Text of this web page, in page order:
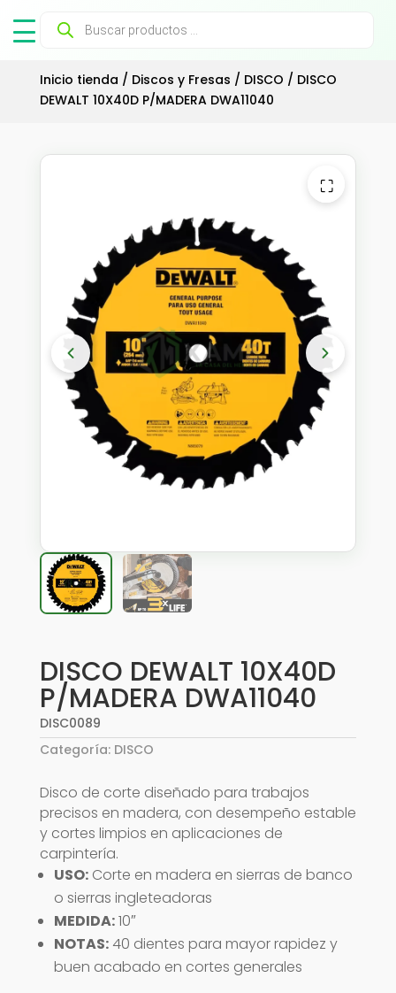
Búsqueda
productos
Inicio tienda / Discos y Fresas / DISCO / DISCO
DEWALT 10X40D P/MADERA DWA11040
⛶
DISCO DEWALT 10X40D
P/MADERA DWA11040
DISC0089
Categoría: DISCO
Disco de corte diseñado para trabajos
precisos en madera, con desempeño estable
y cortes limpios en aplicaciones de
carpintería.
USO:Corte en madera en sierras de banco
o sierras ingleteadoras
MEDIDA:10″
NOTAS:40 dientes para mayor rapidez y
buen acabado en cortes generales